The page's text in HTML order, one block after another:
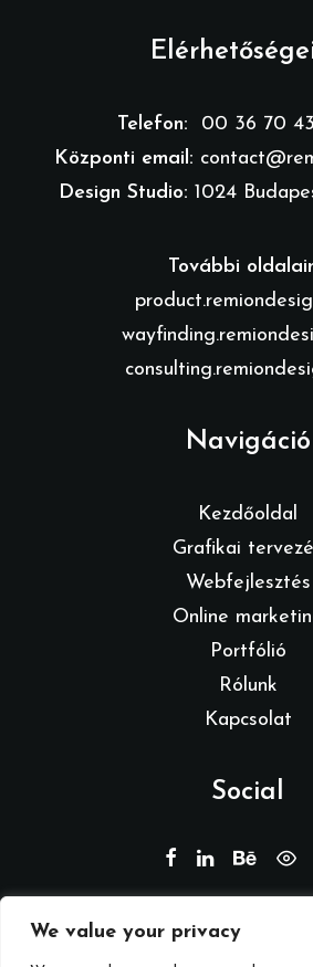
We value your privacy
Telefon:
00 36 70
Központi email:
Design Studio: 1024
További
Navigáció
Kezdőoldal
Grafikai
Webfejlesztés
Online
Portfólió
Rólunk
Kapcsolat
Social